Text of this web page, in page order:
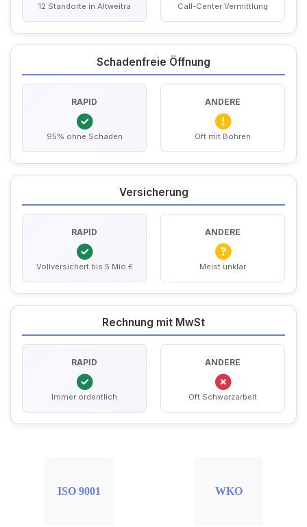
12 Standorte in Altweitra Call-Center Vermittlung
Schadenfreie Öffnung
RAPID
95% ohne Schäden
ANDERE
Oft mit Bohren
Versicherung
RAPID
Vollversichert bis 5 Mio €
ANDERE
Meist unklar
Rechnung mit MwSt
RAPID
Immer ordentlich
ANDERE
Oft Schwarzarbeit